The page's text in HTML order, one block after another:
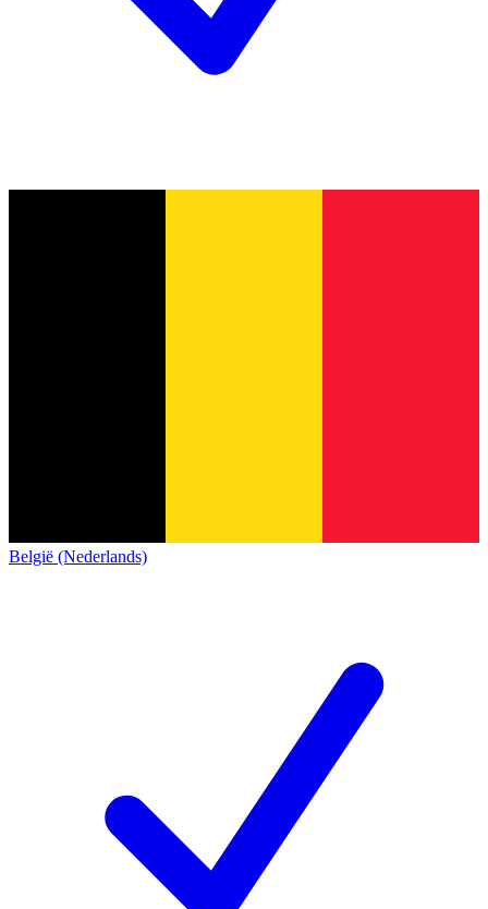
België (Nederlands)